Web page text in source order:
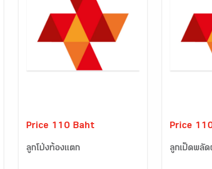
Price 110 Baht
ลูกโป่งท้องแตก
Price
ลูกเป็ดพลัด